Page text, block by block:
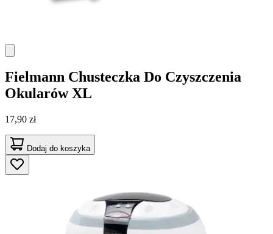
Fielmann Chusteczka Do Czyszczenia
Okularów XL
17,90 zł
Dodaj do koszyka